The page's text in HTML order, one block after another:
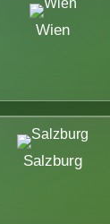
Wien
Salzburg